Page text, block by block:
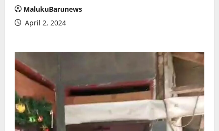
MalukuBarunews
April 2, 2024